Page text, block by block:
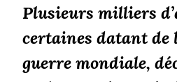
Plusieurs milliers
certaines datant de
guerre mondiale,